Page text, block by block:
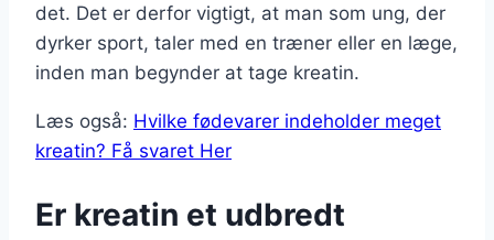
det. Det er derfor vigtigt, at man som ung, der
dyrker sport, taler med en træner eller en læge,
inden man begynder at tage kreatin.
Læs også: Hvilke fødevarer indeholder meget
kreatin? Få svaret Her
Er kreatin et udbredt